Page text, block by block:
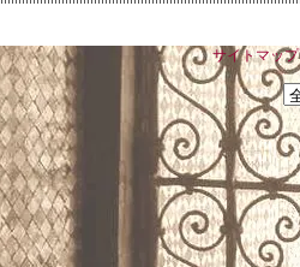
サイトマップ